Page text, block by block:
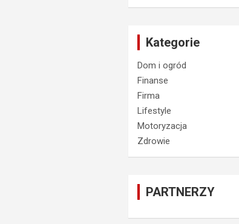
Kategorie
Dom i ogród
Finanse
Firma
Lifestyle
Motoryzacja
Zdrowie
PARTNERZY